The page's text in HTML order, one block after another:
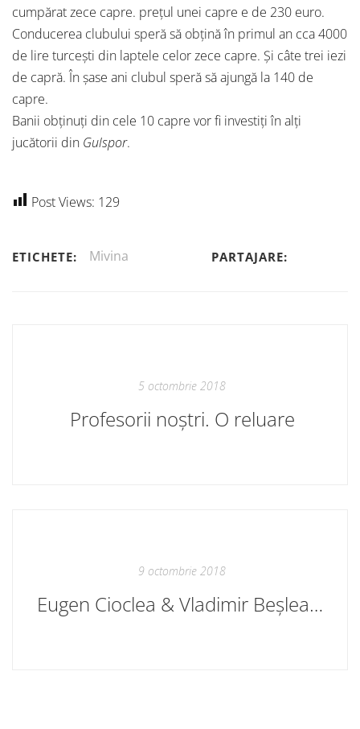
cumpărat zece capre. prețul unei capre e de 230 euro.
Conducerea clubului speră să obțină în primul an cca 4000
de lire turcești din laptele celor zece capre. Și câte trei iezi
de capră. În șase ani clubul speră să ajungă la 140 de
capre.
Banii obținuți din cele 10 capre vor fi investiți în alți
jucătorii din Gulspor.
Post Views: 129
ETICHETE: Mivina PARTAJARE:
5 octombrie 2018
Profesorii noștri. O reluare
9 octombrie 2018
Eugen Cioclea & Vladimir Beșleagă. Inedit